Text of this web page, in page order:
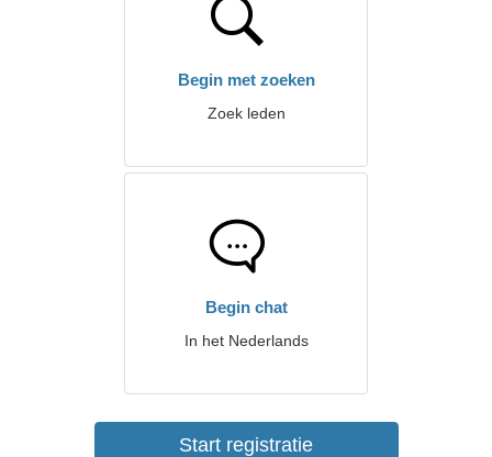
Begin met zoeken
Zoek leden
Begin chat
In het Nederlands
Start registratie